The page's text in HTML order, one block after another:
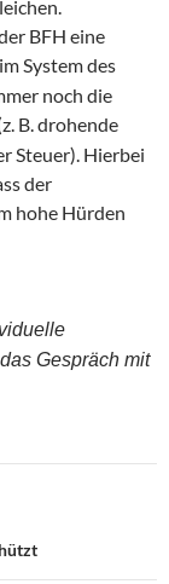
BFH eine
System des
noch die
B. drohende
Steuer). Hierbei
der
hohe Hürden
Gespräch mit